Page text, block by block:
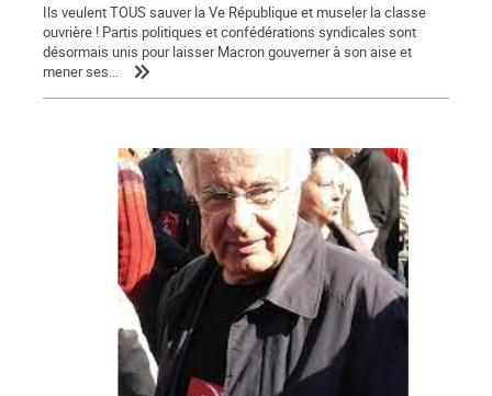
Ils veulent TOUS sauver la Ve République et museler la classe
ouvrière ! Partis politiques et confédérations syndicales sont
désormais unis pour laisser Macron gouverner à son aise et
mener ses...